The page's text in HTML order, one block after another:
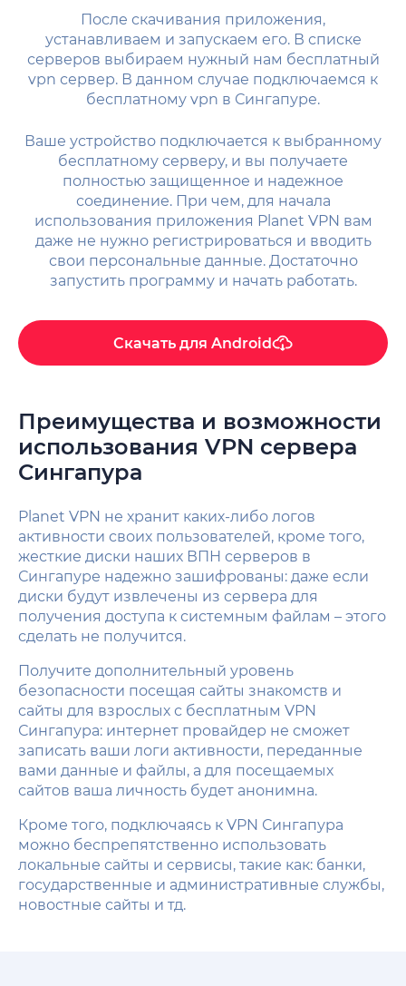
После скачивания приложения,
устанавливаем и запускаем его. В списке
серверов выбираем нужный нам бесплатный
vpn сервер. В данном случае подключаемся к
бесплатному vpn в Сингапуре.
Ваше устройство подключается к выбранному
бесплатному серверу, и вы получаете
полностью защищенное и надежное
соединение. При чем, для начала
использования приложения Planet VPN вам
даже не нужно регистрироваться и вводить
свои персональные данные. Достаточно
запустить программу и начать работать.
Скачать для Android
Преимущества и возможности
использования VPN сервера
Сингапура
Planet VPN не хранит каких-либо логов
активности своих пользователей, кроме того,
жесткие диски наших ВПН серверов в
Сингапуре надежно зашифрованы: даже если
диски будут извлечены из сервера для
получения доступа к системным файлам – этого
сделать не получится.
Получите дополнительный уровень
безопасности посещая сайты знакомств и
сайты для взрослых с бесплатным VPN
Сингапура: интернет провайдер не сможет
записать ваши логи активности, переданные
вами данные и файлы, а для посещаемых
сайтов ваша личность будет анонимна.
Кроме того, подключаясь к VPN Сингапура
можно беспрепятственно использовать
локальные сайты и сервисы, такие как: банки,
государственные и административные службы,
новостные сайты и тд.